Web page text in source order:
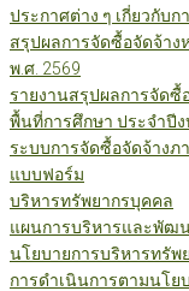
ประกาศต่าง ๆ เกี่ยวกับ
สรุปผลการจัดซื้อจัดจ้า
พ.ศ. 2569
รายงานสรุปผลการจัดซื้
พื้นที่การศึกษา ประจำปี
ระบบการจัดซื้อจัดจ้างภ
แบบฟอร์ม
บริหารทรัพยากรบุคคล
แผนการบริหารและพัฒ
นโยบายการบริหารทรัพ
การดำเนินการตามนโ